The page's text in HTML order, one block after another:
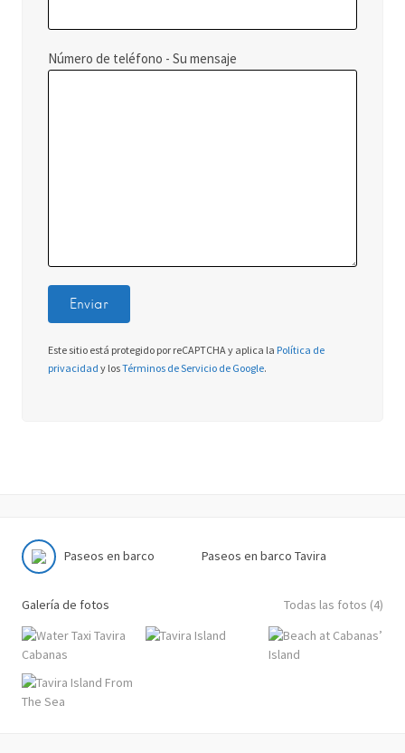
Número de teléfono - Su mensaje
Este sitio está protegido por reCAPTCHA y aplica la Política de
privacidad y losTérminos de Servicio de Google.
Paseos en barco Paseos en barco Tavira
Galería de fotos Todas las fotos (4)